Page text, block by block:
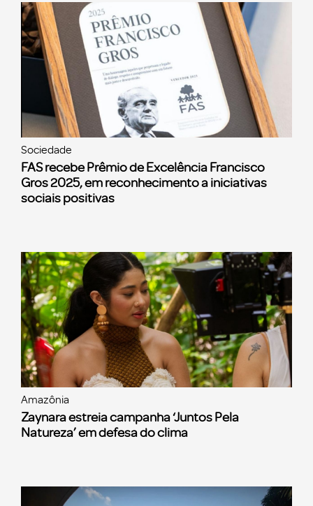
Sociedade
FAS recebe Prêmio de Excelência Francisco
Gros 2025, em reconhecimento a iniciativas
sociais positivas
Amazônia
Zaynara estreia campanha ‘Juntos Pela
Natureza’ em defesa do clima